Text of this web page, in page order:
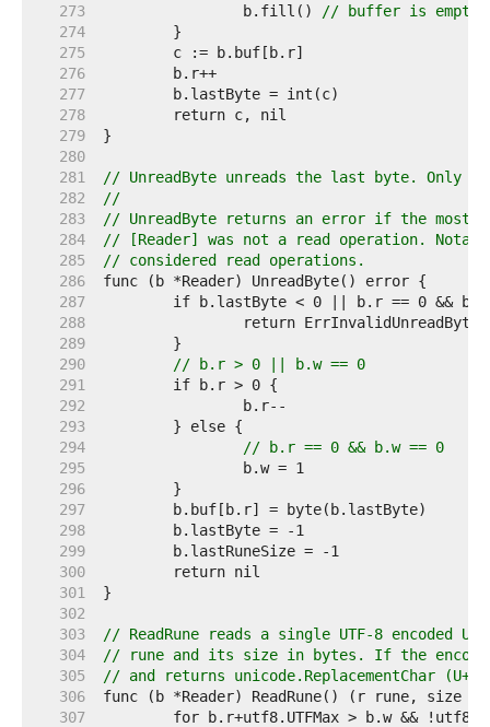
   273
		b.fill()
// buffer is empty
   274
   275
   276
   277
   278
   279
   280
   281
// UnreadByte unreads the last byte. Only
   282
//
   283
// UnreadByte returns an error if the most
   284
// [Reader] was not a read operation.
   285
// considered read operations.
   286
   287
   288
   289
   290
// b.r > 0 || b.w == 0
   291
   292
   293
   294
// b.r == 0 && b.w == 0
   295
   296
   297
   298
   299
   300
   301
   302
   303
// ReadRune reads a single UTF-8 encoded
   304
// rune and its size in bytes. If the
   305
// and returns unicode.ReplacementChar
   306
   307